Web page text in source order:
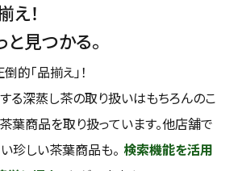
500g
検索
！
見つかる。
「品揃え」！
る深蒸し茶の取り扱いはもちろんのこ
葉商品を取り扱っています。他店舗で
珍しい茶葉商品も。 検索機能を活用